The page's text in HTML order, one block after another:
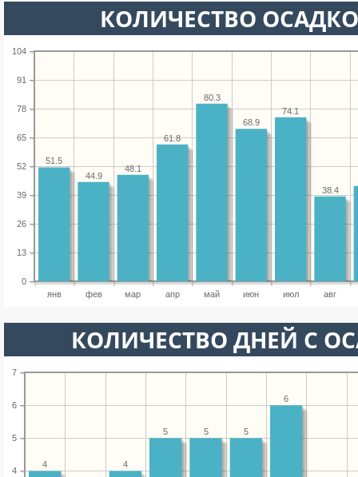
КОЛИЧЕСТВО
янв фев мар апр май июн июл авг
0
13
26
39
52
65
78
91
104
38.4
74.1
68.9
80.3
61.8
48.1
44.9
51.5
КОЛИЧЕСТВО ДНЕЙ С
4
5
6
7
6
5
5
5
4
4